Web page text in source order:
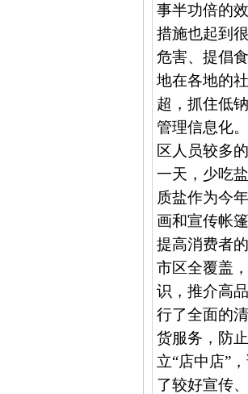
事半功倍的
措施也起到
危害、提倡
地在各地的
超，抓住低
管理信息化
区人员较多
一天，少吃
质盐作为今
画和宣传帐
提高消费者
市区全覆盖
识，推介高
行了全面的
货服务，防
立“店中店”
了较好宣传